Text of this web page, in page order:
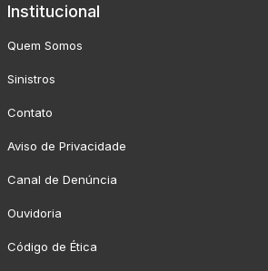
Institucional
Quem Somos
Sinistros
Contato
Aviso de Privacidade
Canal de Denúncia
Ouvidoria
Código de Ética